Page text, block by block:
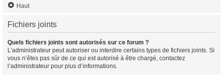
Haut
Fichiers joints
Quels fichiers joints sont autorisés sur ce forum ?
L’administrateur peut autoriser ou interdire certains types de fichiers joints. Si
vous n’êtes pas sûr de ce qui est autorisé à être chargé, contactez
l’administrateur pour plus d’informations.